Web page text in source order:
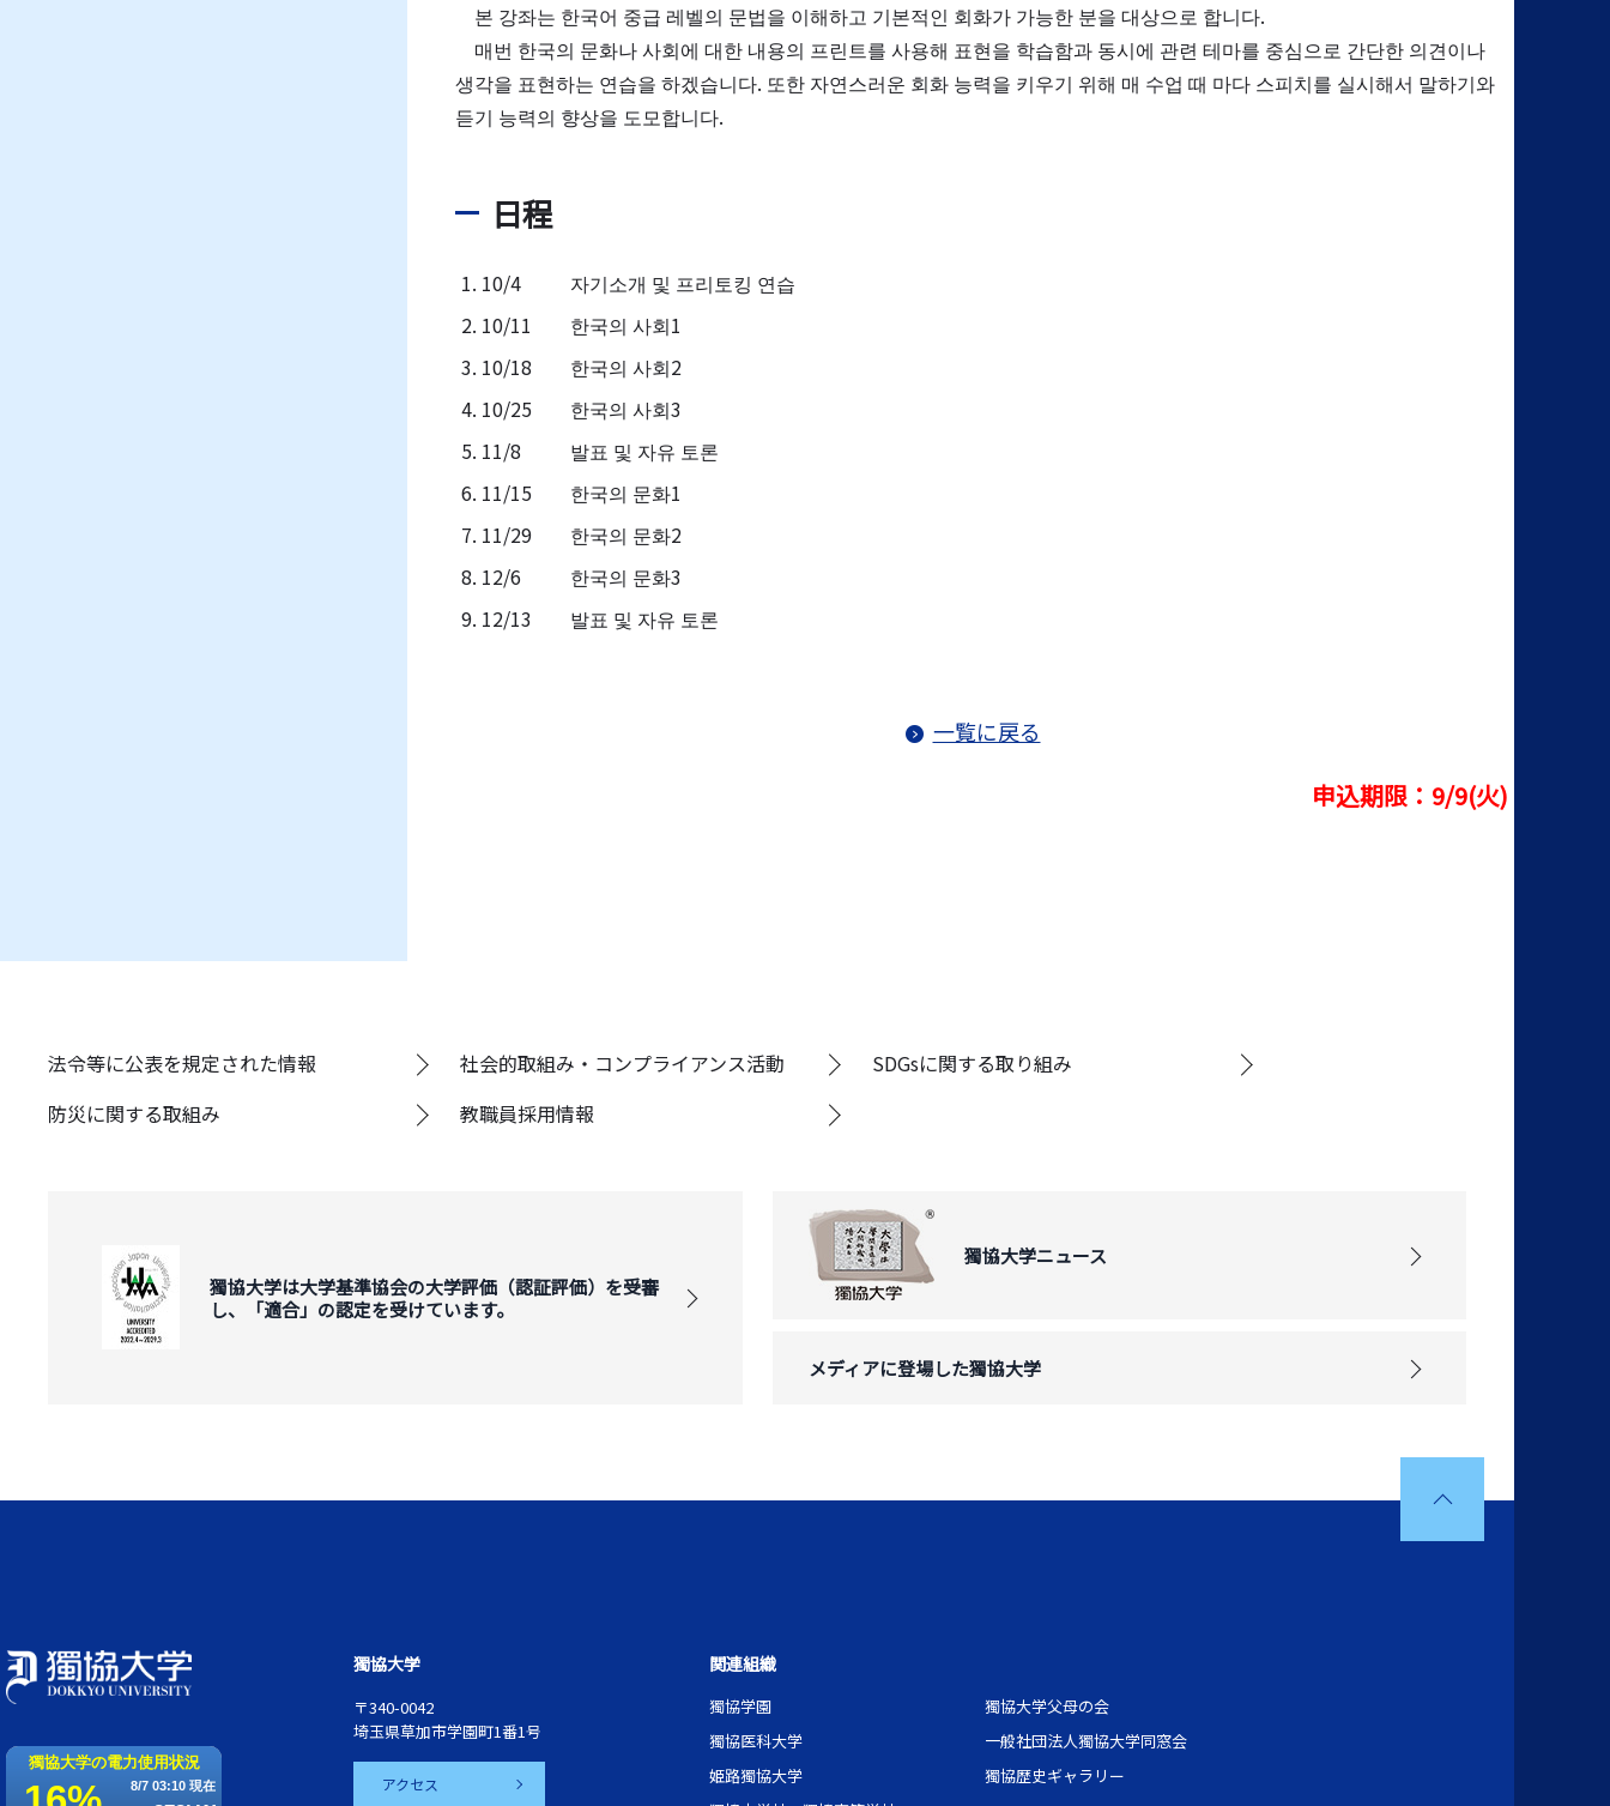
본 강좌는 한국어 중급 레벨의 문법을 이해하고 기본적인 회화가 가능한 분을 대상으로 합니다.
매번 한국의 문화나 사회에 대한 내용의 프린트를 사용해 표현을 학습함과 동시에 관련 테마를 중심으로 간단한 의견이나
생각을 표현하는 연습을 하겠습니다. 또한 자연스러운 회화 능력을 키우기 위해 매 수업 때 마다 스피치를 실시해서 말하기와
듣기 능력의 향상을 도모합니다.
日程
1. 10/4
자기소개 및 프리토킹 연습
2. 10/11
한국의 사회1
3. 10/18
한국의 사회2
4. 10/25
한국의 사회3
5. 11/8
발표 및 자유 토론
6. 11/15
한국의 문화1
7. 11/29
한국의 문화2
8. 12/6
한국의 문화3
9. 12/13
발표 및 자유 토론
一覧に戻る
申込期限：9/9(火)
法令等に公表を規定された情報 社会的取組み・コンプライアンス活動
SDGsに関する取り組み
防災に関する取組み
教職員採用情報
獨協大学は大学基準協会の大学評価（認証評価）を受審
し、「適合」の認定を受けています。
獨協大学ニュース
メディアに登場した獨協大学
獨協大学
〒340-0042
埼玉県草加市学園町1番1号
アクセス
関連組織
獨協学園
獨協医科大学
姫路獨協大学
獨協大学父母の会
一般社団法人獨協大学同窓会
獨協歴史ギャラリー